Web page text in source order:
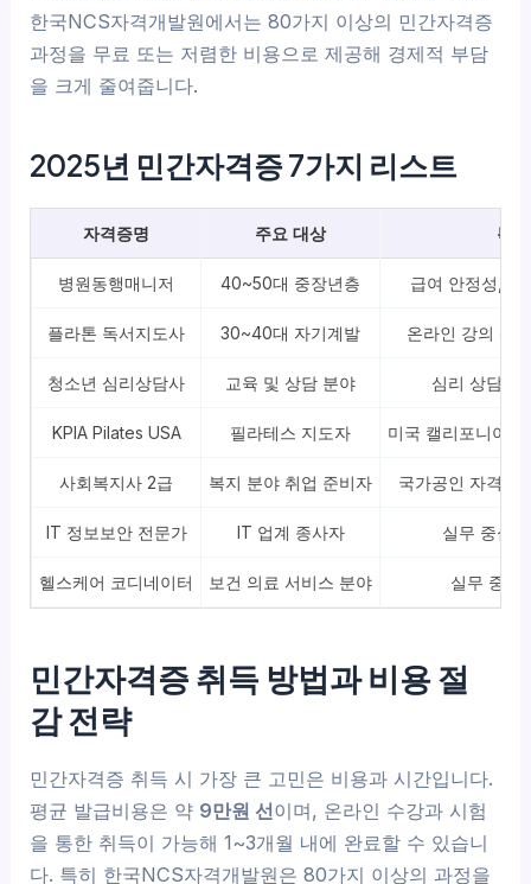
한국NCS자격개발원에서는 80가지 이상의 민간자격증
과정을 무료 또는 저렴한 비용으로 제공해 경제적 부담
을 크게 줄여줍니다.
2025년 민간자격증 7가지 리스트
자격증명 주요 대상 특징
병원동행매니저 40~50대 중장년층 급여 안정성, 취
플라톤 독서지도사 30~40대 자기계발 온라인 강의 편
청소년 심리상담사 교육 및 상담 분야 심리 상담 전
KPIA Pilates USA 필라테스 지도자 미국 캘리포니아
사회복지사 2급 복지 분야 취업 준비자 국가공인 자격증
IT 정보보안 전문가 IT 업계 종사자 실무 중심
헬스케어 코디네이터 보건 의료 서비스 분야 실무 중심
민간자격증 취득 방법과 비용 절
감 전략
민간자격증 취득 시 가장 큰 고민은 비용과 시간입니다.
평균 발급비용은 약 9만원 선이며, 온라인 수강과 시험
을 통한 취득이 가능해 1~3개월 내에 완료할 수 있습니
다. 특히 한국NCS자격개발원은 80가지 이상의 과정을